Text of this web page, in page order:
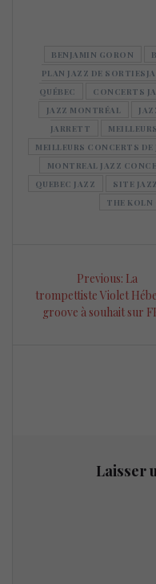
BENJAMIN GORON
PLAN JAZZ DE
QUÉBEC
CONCERTS
JAZZ MONTRÉAL
JARRETT
MEILLEURS CONCERTS DE
MONTREAL JAZZ
QUEBEC JAZZ
SITE
THE KOLN
de
l’article
Previous:
post:
La
trompettiste Violet
groove à souhait sur
Laisser